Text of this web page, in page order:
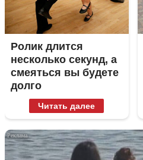
Ролик длится
несколько секунд, а
смеяться вы будете
долго
Читать далее